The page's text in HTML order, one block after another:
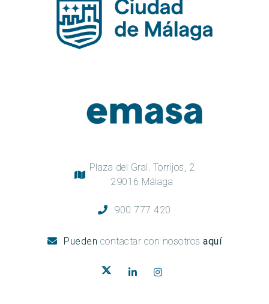
Plaza del Gral. Torrijos, 2
29016 Málaga
900 777 420
Pueden contactar con nosotros aquí